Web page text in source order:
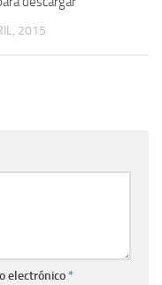
2015
electrónico*